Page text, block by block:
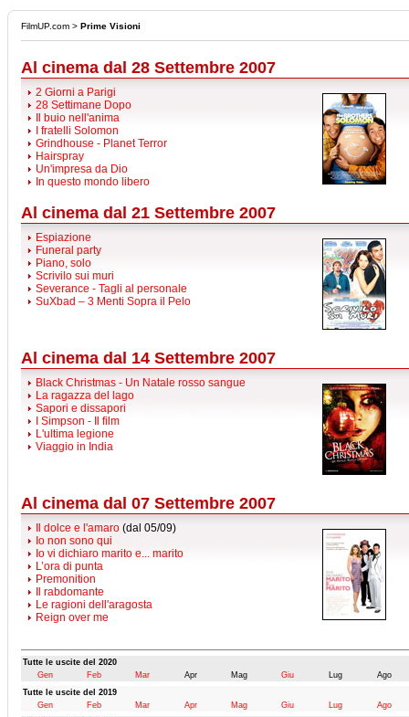
FilmUP.com > Prime Visioni
Al cinema dal 28 Settembre 2007
2 Giorni a Parigi
28 Settimane Dopo
Il buio nell'anima
I fratelli Solomon
Grindhouse - Planet Terror
Hairspray
Un'impresa da Dio
In questo mondo libero
Al cinema dal 21 Settembre 2007
Espiazione
Funeral party
Piano, solo
Scrivilo sui muri
Severance - Tagli al personale
SuXbad – 3 Menti Sopra il Pelo
Al cinema dal 14 Settembre 2007
Black Christmas - Un Natale rosso sangue
La ragazza del lago
Sapori e dissapori
I Simpson - Il film
L'ultima legione
Viaggio in India
Al cinema dal 07 Settembre 2007
Il dolce e l'amaro (dal 05/09)
Io non sono qui
Io vi dichiaro marito e... marito
L’ora di punta
Premonition
Il rabdomante
Le ragioni dell'aragosta
Reign over me
Tutte le uscite del 2020
Gen
Feb Mar Apr Mag Giu Lug
Ago
Tutte le uscite del 2019
Gen
Feb Mar Apr Mag Giu Lug
Ago